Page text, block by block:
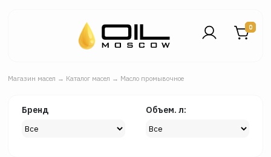
0
Магазин масел → Каталог масел → Масло промывочное
Бренд Объем. л: